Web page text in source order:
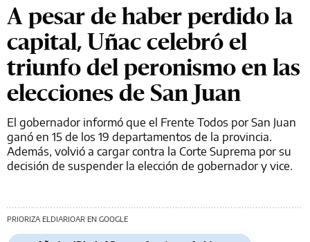
A pesar de haber perdido la
capital, Uñac celebró el
triunfo del peronismo en las
elecciones de San Juan
El gobernador informó que el Frente Todos por San Juan
ganó en 15 de los 19 departamentos de la provincia.
Además, volvió a cargar contra la Corte Suprema por su
decisión de suspender la elección de gobernador y vice.
PRIORIZA ELDIARIOAR EN GOOGLE